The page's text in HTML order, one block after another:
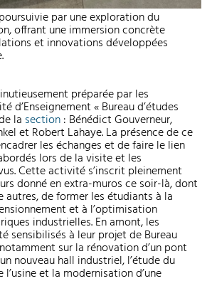
par une exploration du
offrant une immersion concrète
et innovations développées
préparée par les
d’Enseignement « Bureau d’études
la section: Bénédict Gouverneur,
et Robert Lahaye. La présence de ce
les échanges et de faire le lien
lors de la visite et les
Cette activité s’inscrit pleinement
donné en extra-muros ce soir-là, dont
autres, de former les étudiants à la
et à l’optimisation
industrielles. En amont, les
sensibilisés à leur projet de Bureau
sur la rénovation d’un pont
nouveau hall industriel, l’étude du
et la modernisation d’une